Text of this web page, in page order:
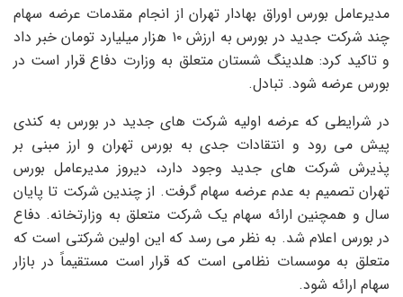
مدیرعامل بورس اوراق بهادار تهران از انجام مقدمات عرضه سهام
چند شرکت جدید در بورس به ارزش ۱۰ هزار میلیارد تومان خبر داد
و تاکید کرد: هلدینگ شستان متعلق به وزارت دفاع قرار است در
بورس عرضه شود. تبادل.
در شرایطی که عرضه اولیه شرکت های جدید در بورس به کندی
پیش می رود و انتقادات جدی به بورس تهران و ارز مبنی بر
پذیرش شرکت های جدید وجود دارد، دیروز مدیرعامل بورس
تهران تصمیم به عدم عرضه سهام گرفت. از چندین شرکت تا پایان
سال و همچنین ارائه سهام یک شرکت متعلق به وزارتخانه. دفاع
در بورس اعلام شد. به نظر می رسد که این اولین شرکتی است که
متعلق به موسسات نظامی است که قرار است مستقیماً در بازار
سهام ارائه شود.